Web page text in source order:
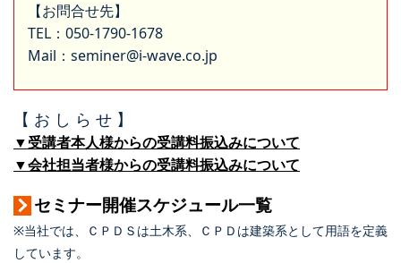
【お問合せ先】
TEL：050-1790-1678
Mail：seminer@i-wave.co.jp
【 お し ら せ 】
▼受講者本人様からの受講料振込みについて
▼会社担当者様からの受講料振込みについて
セミナー開催スケジュール一覧
※当社では、ＣＰＤＳは土木系、ＣＰＤは建築系として用語を定義
しています。